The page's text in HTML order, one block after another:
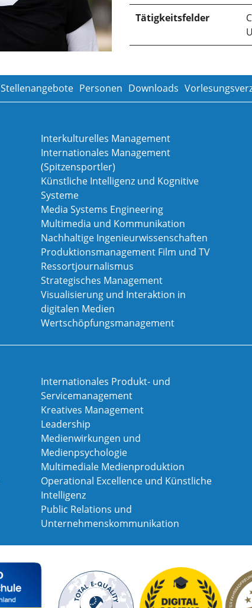
Tätigkeitsfelder
Stellenangebote Personen Downloads
Interkulturelles Management
Internationales Management
(Spitzensportler)
Künstliche Intelligenz und Kognitive
Systeme
Media Systems Engineering
Multimedia und Kommunikation
Nachhaltige Ingenieurwissenschaften
Produktionsmanagement Film und TV
Ressortjournalismus
Strategisches Management
Visualisierung und Interaktion in
digitalen Medien
Wertschöpfungsmanagement
Internationales Produkt- und
Servicemanagement
Kreatives Management
Leadership
Medienwirkungen und
Medienpsychologie
Multimediale Medienproduktion
Operational Excellence und Künstliche
Intelligenz
Public Relations und
Unternehmenskommunikation